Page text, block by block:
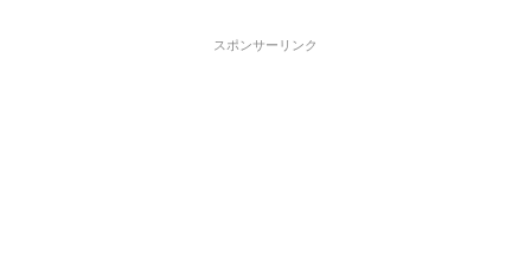
スポンサーリンク